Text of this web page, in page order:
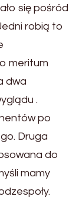
się pośród
robią to
meritum
dwa
.
po
Druga
do
mamy